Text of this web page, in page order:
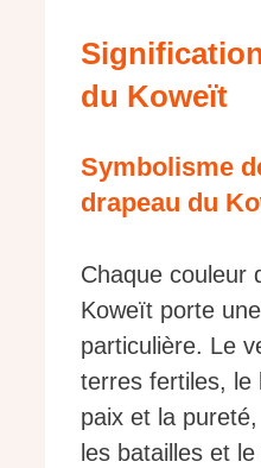
du Koweït
Symbolisme
drapeau du
Chaque couleur
Koweït porte
particulière. Le
terres fertiles, le
paix et la
les batailles et